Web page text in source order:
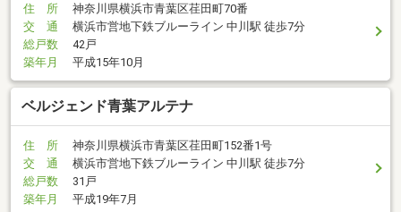
住 所
神奈川県横浜市青葉区荏田町70番
交 通
横浜市営地下鉄ブルーライン 中川駅 徒歩7分
総戸数
42戸
築年月
平成15年10月
ベルジェンド青葉アルテナ
住 所
神奈川県横浜市青葉区荏田町152番1号
交 通
横浜市営地下鉄ブルーライン 中川駅 徒歩7分
総戸数
31戸
築年月
平成19年7月